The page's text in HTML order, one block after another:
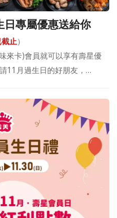
日專屬優惠送給你
截止）
來卡)會員就可以享有壽星優
11月過生日的好朋友，…